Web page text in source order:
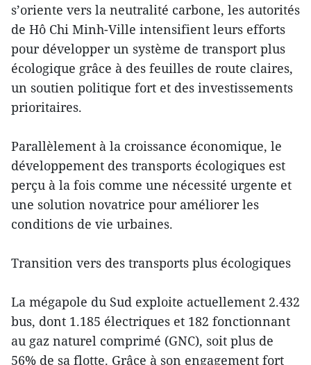
s’oriente vers la neutralité carbone, les autorités
de Hô Chi Minh-Ville intensifient leurs efforts
pour développer un système de transport plus
écologique grâce à des feuilles de route claires,
un soutien politique fort et des investissements
prioritaires.
Parallèlement à la croissance économique, le
développement des transports écologiques est
perçu à la fois comme une nécessité urgente et
une solution novatrice pour améliorer les
conditions de vie urbaines.
Transition vers des transports plus écologiques
La mégapole du Sud exploite actuellement 2.432
bus, dont 1.185 électriques et 182 fonctionnant
au gaz naturel comprimé (GNC), soit plus de
56% de sa flotte. Grâce à son engagement fort